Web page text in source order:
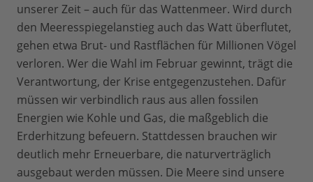
unserer Zeit – auch für das Wattenmeer. Wird durch
den Meeresspiegelanstieg auch das Watt überflutet,
gehen etwa Brut- und Rastflächen für Millionen Vögel
verloren. Wer die Wahl im Februar gewinnt, trägt die
Verantwortung, der Krise entgegenzustehen. Dafür
müssen wir verbindlich raus aus allen fossilen
Energien wie Kohle und Gas, die maßgeblich die
Erderhitzung befeuern. Stattdessen brauchen wir
deutlich mehr Erneuerbare, die naturverträglich
ausgebaut werden müssen. Die Meere sind unsere